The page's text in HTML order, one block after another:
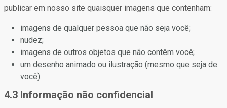
publicar em nosso site quaisquer imagens que contenham:
imagens de qualquer pessoa que não seja você;
nudez;
imagens de outros objetos que não contêm você;
um desenho animado ou ilustração (mesmo que seja de
você).
4.3 Informação não confidencial